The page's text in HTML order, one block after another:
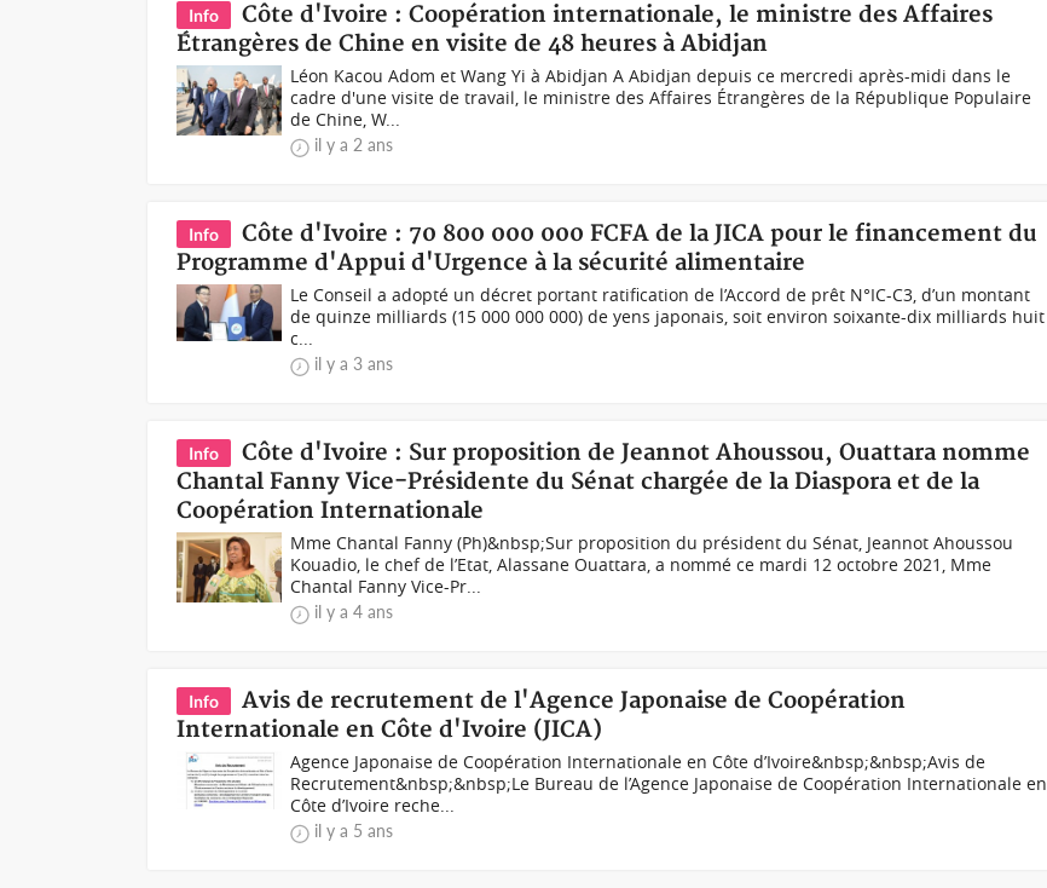
Info
Côte d'Ivoire : Coopération internationale, le ministre des Affaires
Étrangères de Chine en visite de 48 heures à Abidjan
Léon Kacou Adom et Wang Yi à Abidjan A Abidjan depuis ce mercredi après-midi dans le
cadre d'une visite de travail, le ministre des Affaires Étrangères de la République Populaire
de Chine, W...
il y a 2 ans
Info
Côte d'Ivoire : 70 800 000 000 FCFA de la JICA pour le financement du
Programme d'Appui d'Urgence à la sécurité alimentaire
Le Conseil a adopté un décret portant ratification de l’Accord de prêt N°IC-C3, d’un montant
de quinze milliards (15 000 000 000) de yens japonais, soit environ soixante-dix milliards huit
c...
il y a 3 ans
Info
Côte d'Ivoire : Sur proposition de Jeannot Ahoussou, Ouattara nomme
Chantal Fanny Vice-Présidente du Sénat chargée de la Diaspora et de la
Coopération Internationale
Mme Chantal Fanny (Ph)&nbsp;Sur proposition du président du Sénat, Jeannot Ahoussou
Kouadio, le chef de l’Etat, Alassane Ouattara, a nommé ce mardi 12 octobre 2021, Mme
Chantal Fanny Vice-Pr...
il y a 4 ans
Info
Avis de recrutement de l'Agence Japonaise de Coopération
Internationale en Côte d'Ivoire (JICA)
Agence Japonaise de Coopération Internationale en Côte d’Ivoire&nbsp;&nbsp;Avis de
Recrutement&nbsp;&nbsp;Le Bureau de l’Agence Japonaise de Coopération Internationale en
Côte d’Ivoire reche...
il y a 5 ans